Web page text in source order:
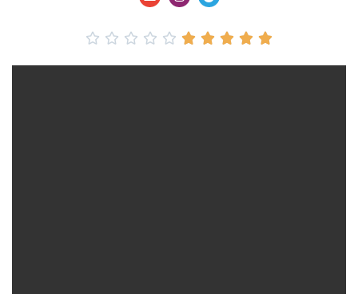









